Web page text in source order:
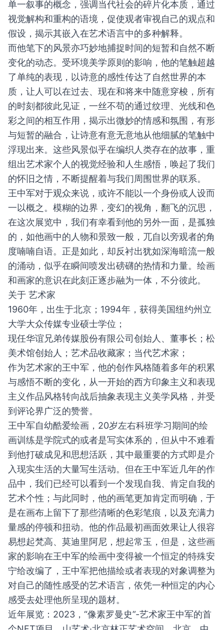
单一叙事的概念，强调当代社会的碎片化本质，通过
视觉解构和重构的语境，促使观者审视自己的观点和
假设，揭示其嵌入在艺术语言中的多种解释。
而他笔下的风景亦巧妙地捕捉时间的短暂和自然不断
变化的动态。受环境美学原则的影响，他的笔触超越
了单纯的表现，以诗意的感性传达了自然世界的本
质，让人可以在过去、现在和将来中随意穿梭，所有
的时刻都彼此见证，一丝不苟的通过纹理、光线和色
彩之间的相互作用，揭示出微妙的情感和氛围，有形
与短暂的融合，让诗意有意无意地从他细腻的笔触中
浮现出来。这些风景似乎在编织人类存在的故事，重
组出艺术家个人的视觉经验和人生感悟，唤起了我们
的怀旧之情，不断提醒着与我们周围世界的联系。
王中军对于观众来说，或许不能以一个身份或人设而
一以概之。模糊的边界，变幻的视角，翻飞的沉思，
在这次展览中，我们有幸看到他的另外一面，是孤独
的，如他画中的人物和景致一般，兀自以旁观者的角
度喃喃自语。正是如此，却反衬出犹如深海暗流一般
的涌动，似乎在瞬间喷发出磅礴的热情和力量。绘画
和画家的意识在此刻正逐步融为一体，不分彼此。
关于 艺术家
1960年，出生于北京；1994年，获得美国纽约州立
大学大众传媒专业硕士学位；
现任华谊兄弟传媒股份有限公司创始人、董事长；松
美术馆创始人；艺术品收藏家；当代艺术家；
作为艺术家的王中军，他的创作风格随着多年的积累
与感悟不断的变化，从一开始的西方印象主义和表现
主义作品风格转向战后抽象表现主义美学风格，并受
到评论界广泛的赞誉。
王中军自幼酷爱绘画，20岁左右科班学习期间的绘
画训练是学院式的或者是写实体系的，但从中不难看
到他打破成见和思想活跃，其中最重要的方式即是介
入现实生活的大量写生活动。但在王中军近几年的作
品中，我们已经可以看到一个发现自我、肯定自我的
艺术个性；与此同时，他的画笔更加肯定而明确，于
是在画布上留下了那些清晰的色彩笔痕，以及充满力
量感的停顿和扭动。他的作品最初画面效果让人很容
易想起梵高、莫迪里阿尼，想起常玉，但是，这些画
家的影响在王中军的绘画中变得被一个恒定的特殊安
宁给改编了，王中军把他描绘或者表现的对象调整为
对自己的随性感受的艺术语言，依凭一种恒定的内心
感受去处理他所呈现的题材。
近年展览：2023，“像素罗曼史”-艺术家王中军的首